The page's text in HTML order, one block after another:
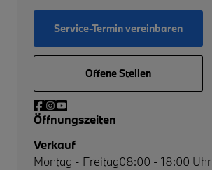
Service-Termin vereinbaren
Offene Stellen
Öffnungszeiten
Verkauf
Montag - Freitag08:00 - 18:00 Uhr